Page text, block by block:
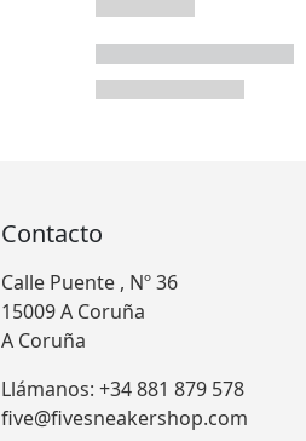
Contacto
Calle Puente , Nº 36
15009 A Coruña
A Coruña
Llámanos: +34 881 879 578
five@fivesneakershop.com